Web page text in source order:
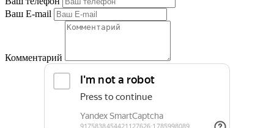
Ваш E-mail
Комментарий